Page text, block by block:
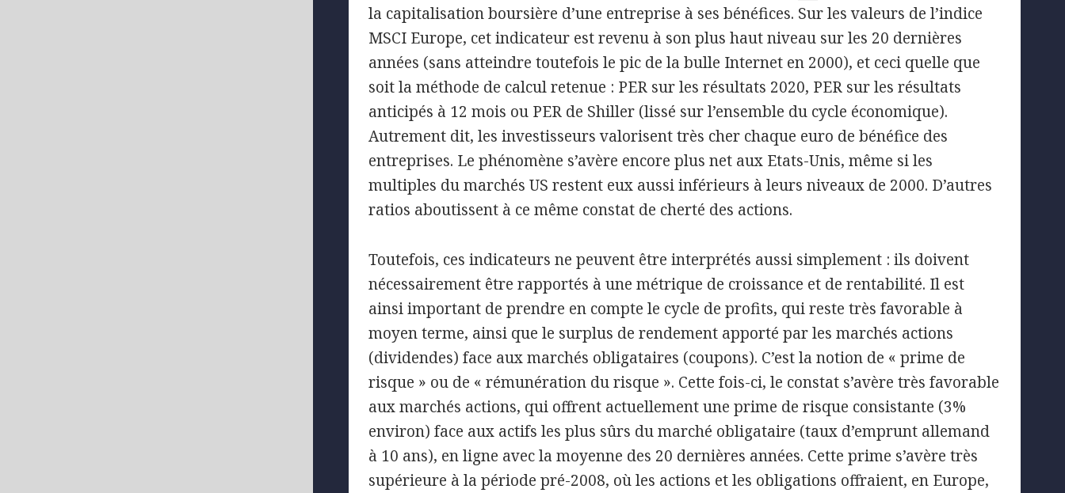
la capitalisation boursière d’une entreprise à ses bénéfices. Sur les valeurs de l’indice
MSCI Europe, cet indicateur est revenu à son plus haut niveau sur les 20 dernières
années (sans atteindre toutefois le pic de la bulle Internet en 2000), et ceci quelle que
soit la méthode de calcul retenue : PER sur les résultats 2020, PER sur les résultats
anticipés à 12 mois ou PER de Shiller (lissé sur l’ensemble du cycle économique).
Autrement dit, les investisseurs valorisent très cher chaque euro de bénéfice des
entreprises. Le phénomène s’avère encore plus net aux Etats-Unis, même si les
multiples du marchés US restent eux aussi inférieurs à leurs niveaux de 2000. D’autres
ratios aboutissent à ce même constat de cherté des actions.
Toutefois, ces indicateurs ne peuvent être interprétés aussi simplement : ils doivent
nécessairement être rapportés à une métrique de croissance et de rentabilité. Il est
ainsi important de prendre en compte le cycle de profits, qui reste très favorable à
moyen terme, ainsi que le surplus de rendement apporté par les marchés actions
(dividendes) face aux marchés obligataires (coupons). C’est la notion de « prime de
risque » ou de « rémunération du risque ». Cette fois-ci, le constat s’avère très favorable
aux marchés actions, qui offrent actuellement une prime de risque consistante (3%
environ) face aux actifs les plus sûrs du marché obligataire (taux d’emprunt allemand
à 10 ans), en ligne avec la moyenne des 20 dernières années. Cette prime s’avère très
supérieure à la période pré-2008, où les actions et les obligations offraient, en Europe,